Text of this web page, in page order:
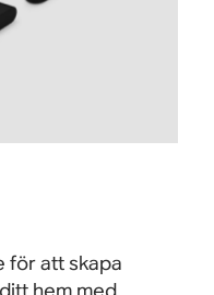
för att skapa
hem med